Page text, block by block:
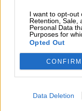
I want to opt-out
Retention, Sale,
Personal Data
Purposes for
Opted Out
CONFIRM
Data Deletion
África control del
refuerzo
Gobierno de España
Migraciones
senegal